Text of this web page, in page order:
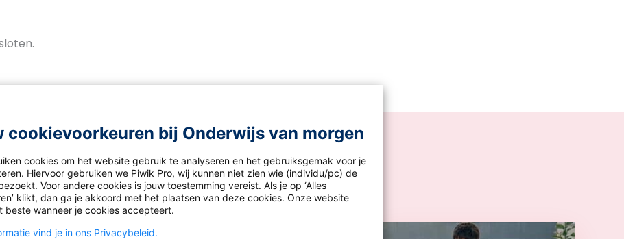
cookievoorkeuren bij Onderwijs van morgen
cookies om het website gebruik te analyseren en het gebruiksgemak voor je
Hiervoor gebruiken we Piwik Pro, wij kunnen niet zien wie (individu/pc) de
Voor andere cookies is jouw toestemming vereist. Als je op ‘Alles
klikt, dan ga je akkoord met het plaatsen van deze cookies. Onze website
beste wanneer je cookies accepteert.
vind je in ons Privacybeleid.